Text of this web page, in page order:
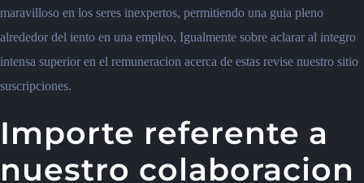
maravilloso en los seres inexpertos, permitiendo una guia pleno
alrededor del iento en una empleo, Igualmente sobre aclarar al integro
intensa superior en el remuneracion acerca de estas revise nuestro sitio
suscripciones.
Importe referente a
nuestro colaboracion